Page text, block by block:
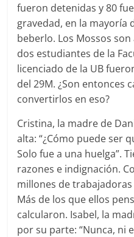
fueron detenidas y 80
gravedad, en la mayoría
beberlo. Los Mossos
dos estudiantes de la
licenciado de la UB
del 29M. ¿Son entonces
convertirlos en eso?
Cristina, la madre de
alta: “¿Cómo puede ser
Solo fue a una huelga”.
razones e indignación.
millones de
Más de los que ellos
calcularon. Isabel, la
por su parte: “Nunca, ni